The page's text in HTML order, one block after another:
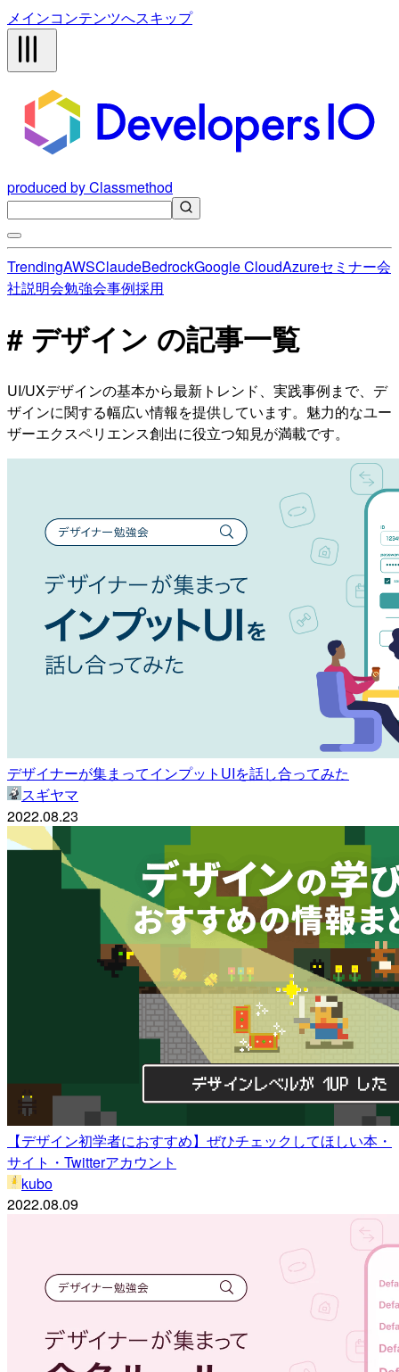
メインコンテンツへスキップ
produced by Classmethod
TrendingAWSClaudeBedrockGoogle CloudAzureセミナー会
社説明会勉強会事例採用
# デザイン の記事一覧
UI/UXデザインの基本から最新トレンド、実践事例まで、デ
ザインに関する幅広い情報を提供しています。魅力的なユー
ザーエクスペリエンス創出に役立つ知見が満載です。
デザイナーが集まってインプットUIを話し合ってみた
スギヤマ
2022.08.23
【デザイン初学者におすすめ】ぜひチェックしてほしい本・
サイト・Twitterアカウント
kubo
2022.08.09